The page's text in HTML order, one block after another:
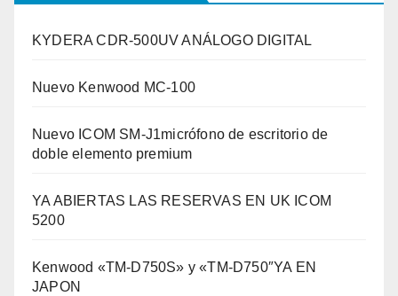
KYDERA CDR-500UV ANÁLOGO DIGITAL
Nuevo Kenwood MC-100
Nuevo ICOM SM-J1micrófono de escritorio de
doble elemento premium
YA ABIERTAS LAS RESERVAS EN UK ICOM
5200
Kenwood «TM-D750S» y «TM-D750″YA EN
JAPON